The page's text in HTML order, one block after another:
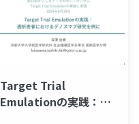
Target Trial
Emulationの実践：透